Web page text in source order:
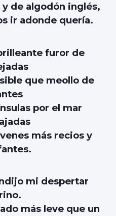
de algodón inglés,
ir adonde quería.
furor de
que meollo de
por el mar
más recios y
mi despertar
más leve que un